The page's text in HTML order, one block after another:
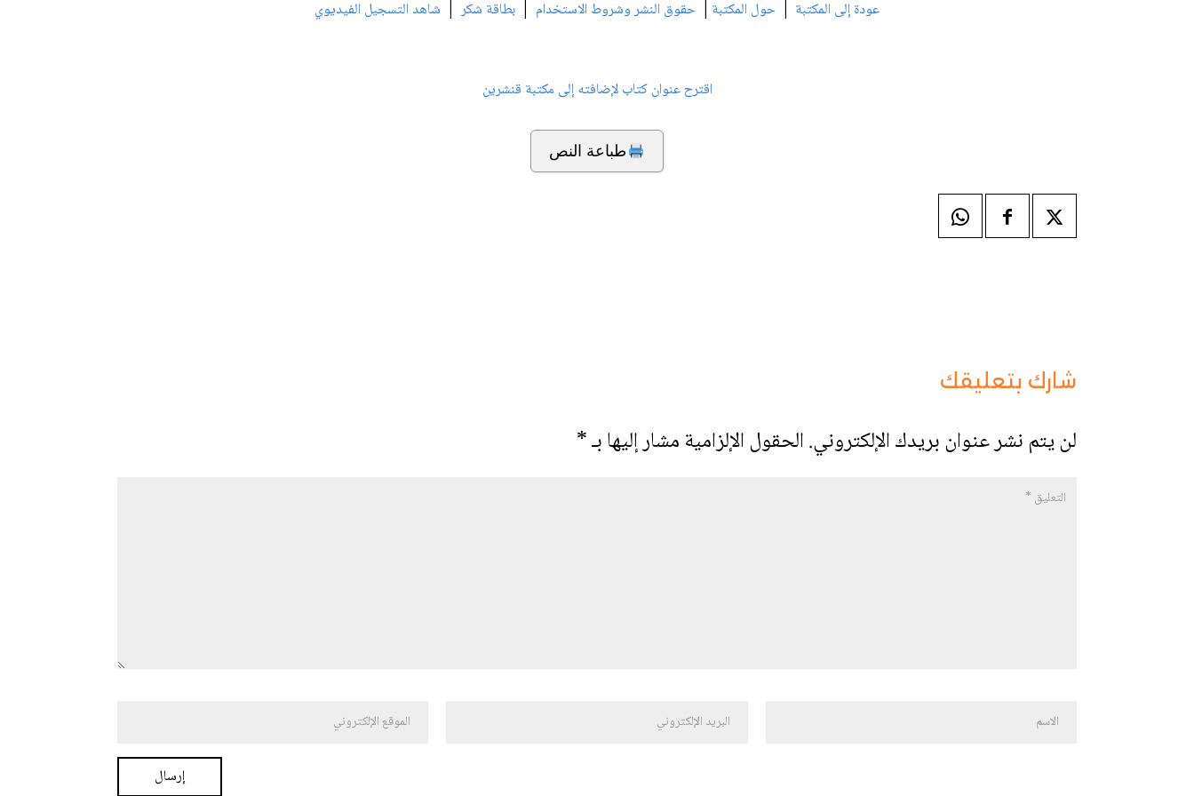
عودة إلى المكتبة | حول المكتبة | حقوق النشر وشروط الاستخدام | بطاقة شكر| شاهد التسجيل الفيديوي
اقترح عنوان كتاب لإضافته إلى مكتبة قنشرين
طباعة النص
شارك بتعليقك
لن يتم نشر عنوان بريدك الإلكتروني.الحقول الإلزامية مشار إليها بـ*